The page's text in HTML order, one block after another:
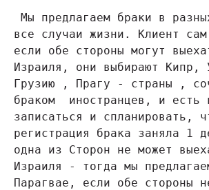
все случаи жизни. Клиент
если обе стороны могут
Израиля, они выбирают Кипр,
Грузию , Прагу - страны ,
браком  иностранцев, и есть
записаться и спланировать,
регистрация брака заняла 1
одна из Сторон не может
Израиля - тогда мы
Парагвае, если обе стороны